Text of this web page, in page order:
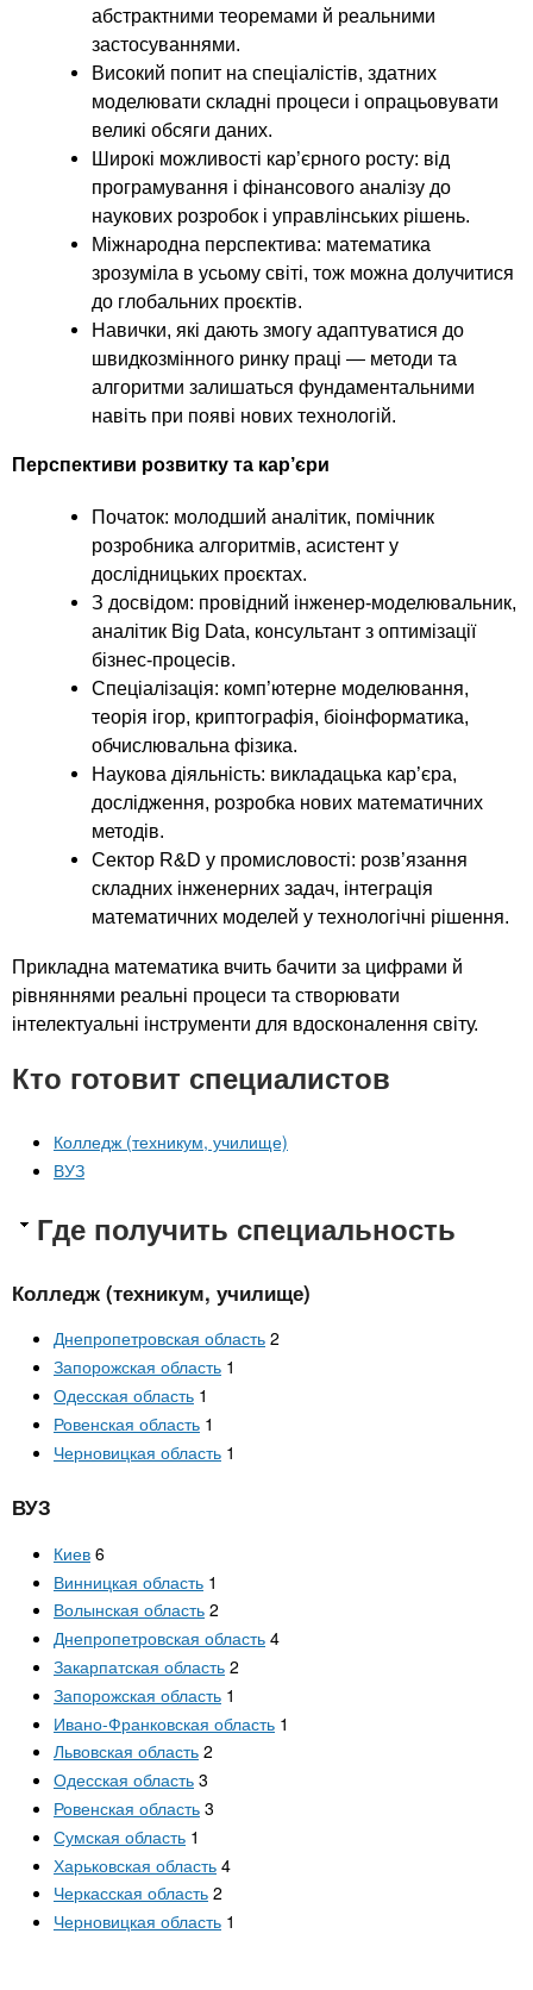
абстрактними теоремами й реальними
застосуваннями.
Високий попит на спеціалістів, здатних
моделювати складні процеси і опрацьовувати
великі обсяги даних.
Широкі можливості кар’єрного росту: від
програмування і фінансового аналізу до
наукових розробок і управлінських рішень.
Міжнародна перспектива: математика
зрозуміла в усьому світі, тож можна долучитися
до глобальних проєктів.
Навички, які дають змогу адаптуватися до
швидкозмінного ринку праці — методи та
алгоритми залишаться фундаментальними
навіть при появі нових технологій.
Перспективи розвитку та кар’єри
Початок: молодший аналітик, помічник
розробника алгоритмів, асистент у
дослідницьких проєктах.
З досвідом: провідний інженер-моделювальник,
аналітик Big Data, консультант з оптимізації
бізнес-процесів.
Спеціалізація: комп’ютерне моделювання,
теорія ігор, криптографія, біоінформатика,
обчислювальна фізика.
Наукова діяльність: викладацька кар’єра,
дослідження, розробка нових математичних
методів.
Сектор R&D у промисловості: розв’язання
складних інженерних задач, інтеграція
математичних моделей у технологічні рішення.
Прикладна математика вчить бачити за цифрами й
рівняннями реальні процеси та створювати
інтелектуальні інструменти для вдосконалення світу.
Кто готовит специалистов
Колледж (техникум, училище)
ВУЗ
Где получить специальность
Колледж (техникум, училище)
Днепропетровская область 2
Запорожская область 1
Одесская область 1
Ровенская область 1
Черновицкая область 1
ВУЗ
Киев 6
Винницкая область 1
Волынская область 2
Днепропетровская область 4
Закарпатская область 2
Запорожская область 1
Ивано-Франковская область 1
Львовская область 2
Одесская область 3
Ровенская область 3
Сумская область 1
Харьковская область 4
Черкасская область 2
Черновицкая область 1